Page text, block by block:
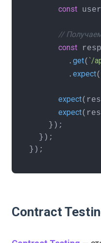
const
//
const
        .
get( `/
        .
expect(
expect
expect
    });
  });
});
Contract